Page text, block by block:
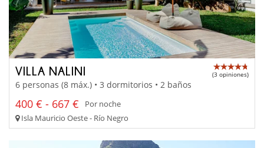
VILLA NALINI (3 opiniones)
6 personas (8 máx.) • 3 dormitorios • 2 baños
400 € - 667 €
Por noche
Isla Mauricio Oeste - Río Negro